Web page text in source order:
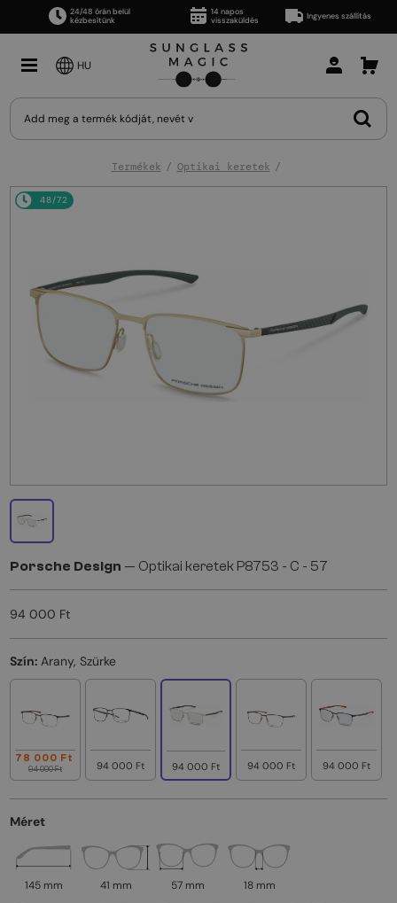
24/48 órán belül
kézbesítünk
14 napos
visszaküldés
Ingyenes szállítás
HU
Termékek Optikai keretek
48/72
Porsche Design — Optikai keretek P8753 - C - 57
94 000 Ft
Szín: Arany, Szürke
78 000 Ft
94 000 Ft 94 000 Ft 94 000 Ft 94 000 Ft 94 000 Ft
Méret
145 mm 41 mm 57 mm 18 mm